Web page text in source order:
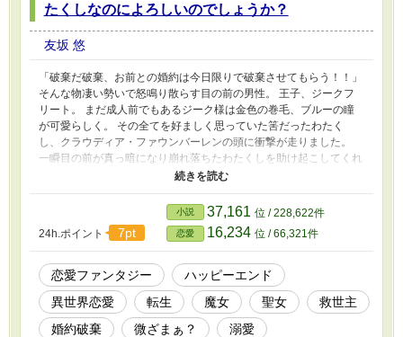
たくしなのによろしいのでしょうか？
友坂 悠
「破棄だ破棄、お前との婚約は今日限りで破棄させてもらう！！」
そんな物凄い勢いで怒鳴り散らす目の前の男性。 王子、ジークフ
リート。 まだ成人前でもあるジーク様は金色の巻毛、ブルーの瞳
が可愛らしく。 その全てを好ましく思っていた筈だったわたく
し、クラウディア・ファウンバーレンの頭に衝撃が走りました。
一瞬目の前が真っ暗になり崩れ落ちたわたくしを助け起こしてくれ
たのはどこか異国風な服装の殿方。 銀髪碧眼の美丈夫ハッシュヴ
劇のお姫様ぶりっ子はやめてよね。そんなんだからあんなガキにい
いように言われるんだわ」 ちょっと、待って？ 「またないわよ。
もう、文句の一つも言ってやらなきゃおさまらないんだから！」
わたくしの身体を操ってそう王子にひとこと言いに行くと息巻いて
いる魔女カペラさんが登場して？ もうどうなってしまうのでしょ
う？
24h.ポイント 7pt
小説 37,161 位 / 228,622件
恋愛 16,234 位 / 66,321件
恋愛ファンタジー
ハッピーエンド
異世界恋愛
転生 魔女 聖女
救世主
婚約破棄
微ざまぁ？ 溺愛